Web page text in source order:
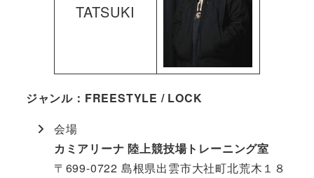
TATSUKI
ジャンル：FREESTYLE / LOCK
会場
カミアリーナ 陸上競技場トレーニング室
〒699-0722 島根県出雲市大社町北荒木１８